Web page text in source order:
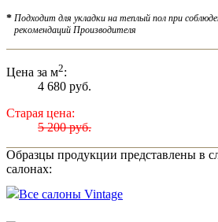
* Подходит для укладки на теплый пол при
рекомендаций Производителя
Цена за м2:
4 680 руб.
Старая цена:
5 200 руб.
Образцы продукции представлены в
салонах:
Все салоны Vintage